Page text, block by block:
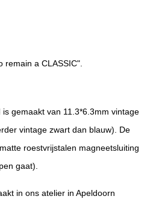
a CLASSIC".
gemaakt van 11.3*6.3mm vintage
vintage zwart dan blauw). De
roestvrijstalen magneetsluiting
gaat).
in ons atelier in Apeldoorn